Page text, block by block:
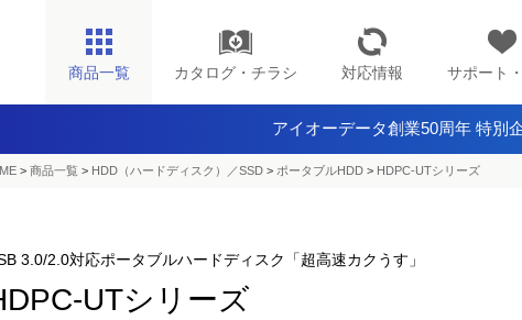
商品一覧 カタログ・チラシ 対応情報 サポート
アイオーデータ創業50周年 特別
> 商品一覧 > HDD（ハードディスク）／SSD > ポータブルHDD > HDPC-UTシリーズ
3.0/2.0対応ポータブルハードディスク「超高速カクうす」
UTシリーズ